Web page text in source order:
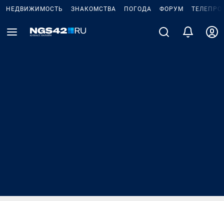
НЕДВИЖИМОСТЬ ЗНАКОМСТВА ПОГОДА ФОРУМ